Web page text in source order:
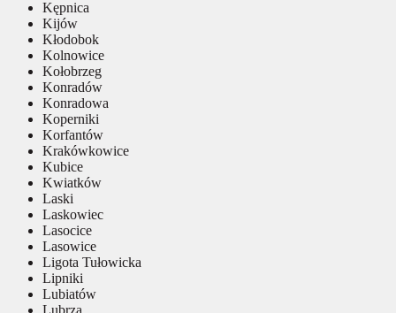
Kępnica
Kijów
Kłodobok
Kolnowice
Kołobrzeg
Konradów
Konradowa
Koperniki
Korfantów
Krakówkowice
Kubice
Kwiatków
Laski
Laskowiec
Lasocice
Lasowice
Ligota Tułowicka
Lipniki
Lubiatów
Lubrza